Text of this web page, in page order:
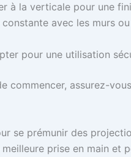
à la verticale pour une
avec les murs ou
pour une utilisation
commencer, assurez-
se prémunir des
prise en main et